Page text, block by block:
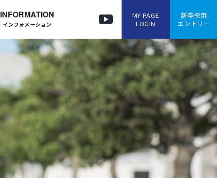
INFORMATION
インフォメーション
MY PAGE
LOGIN
新卒採用
エントリー